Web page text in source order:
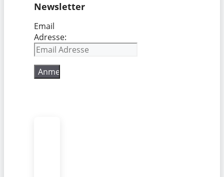
Newsletter
Email
Adresse: